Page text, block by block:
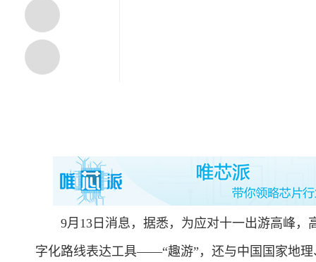
9月13日消息，据悉，为应对十一出游高峰，
字化路线表达工具——“趣游”，还与中国国家地